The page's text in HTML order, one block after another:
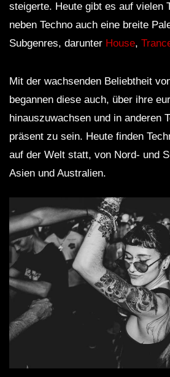
steigerte. Heute gibt es auf vielen
neben Techno auch eine breite
Subgenres, darunter House,
Mit der wachsenden Beliebtheit
begannen diese auch, über ihre
hinauszuwachsen und in anderen
präsent zu sein. Heute finden
auf der Welt statt, von Nord- und
Asien und Australien.